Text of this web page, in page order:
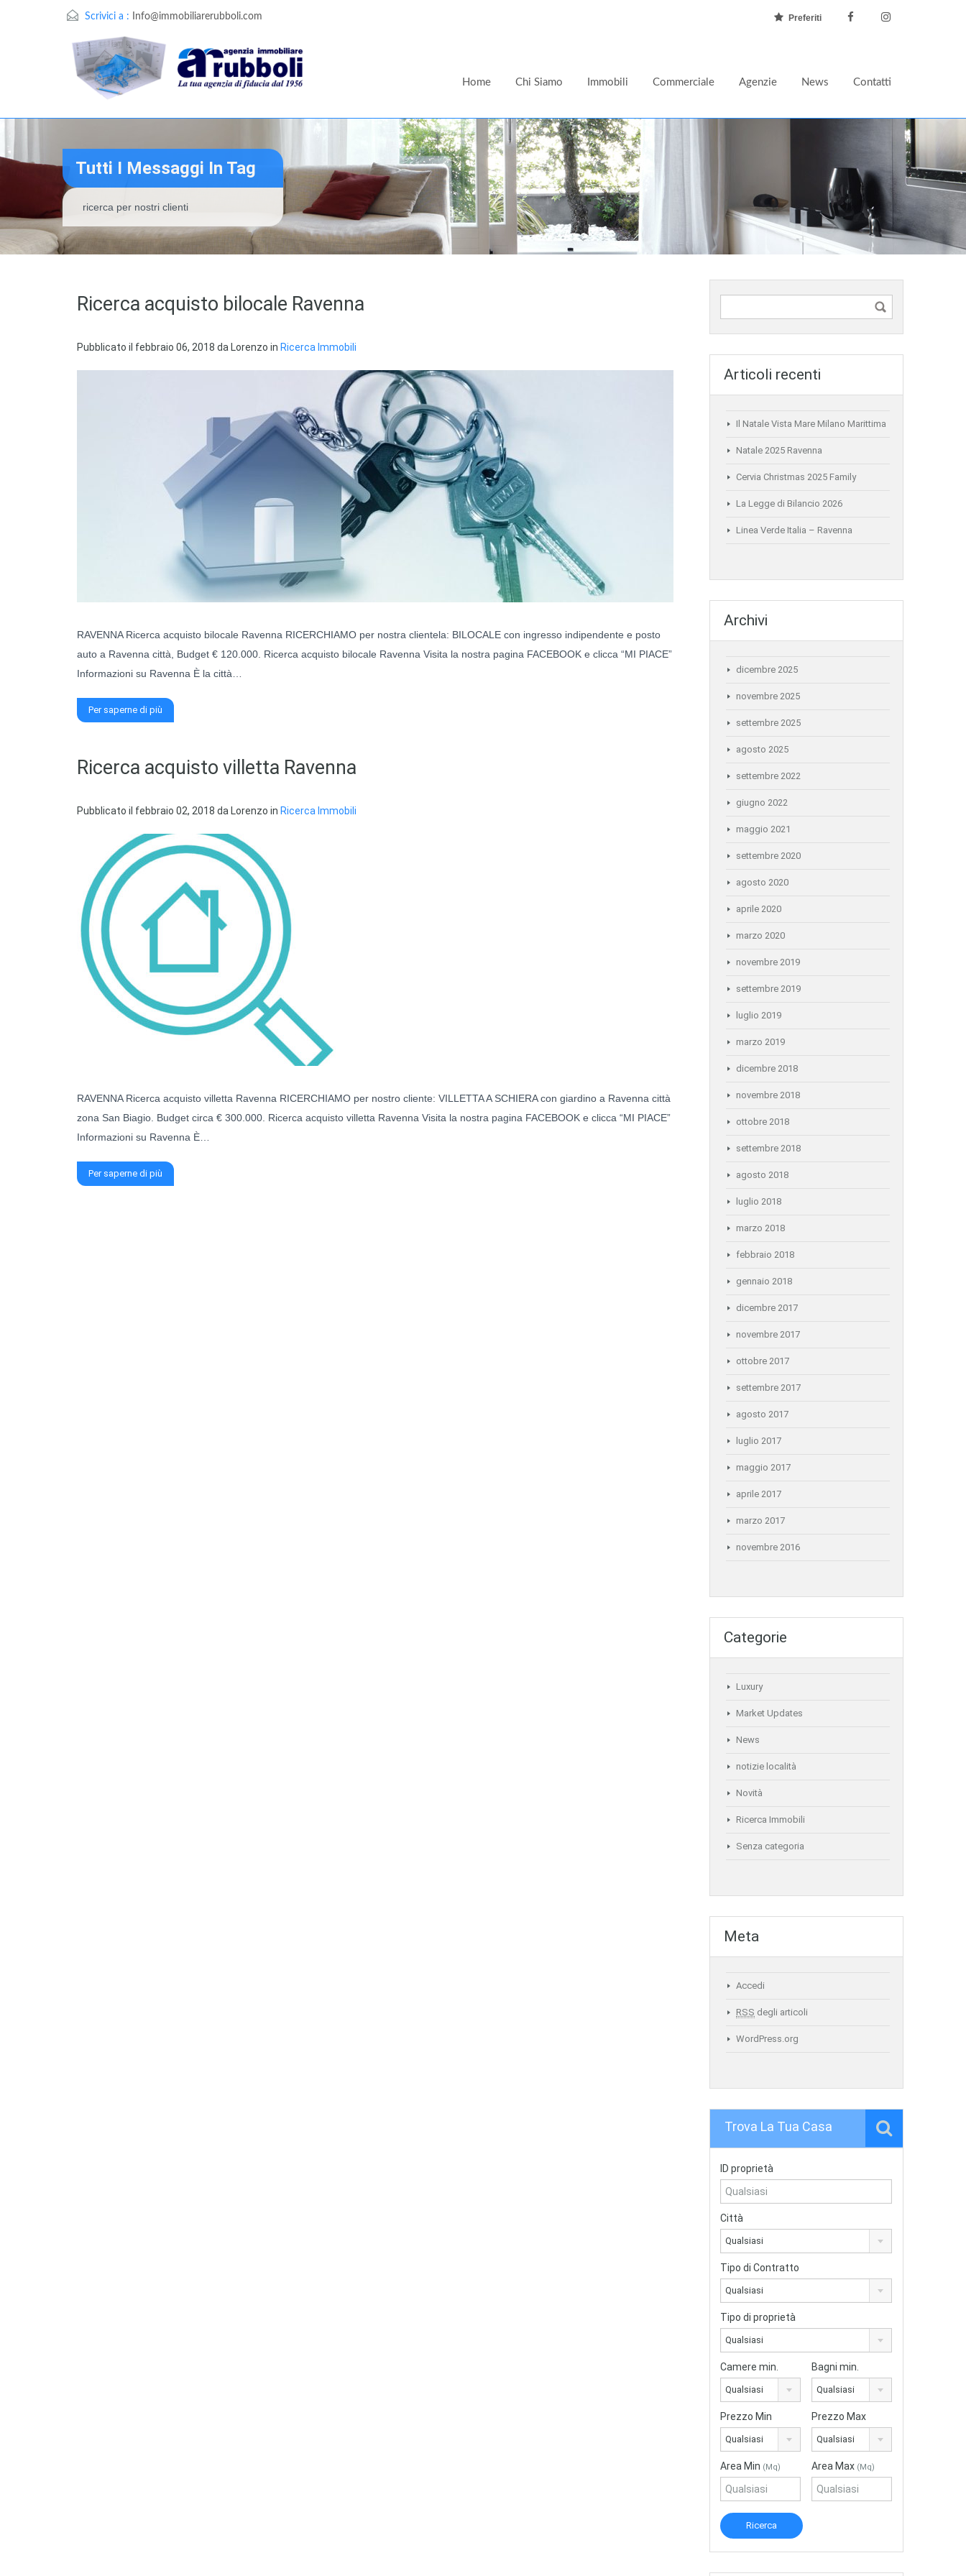
Scrivici a : Info@immobiliarerubboli.com Preferiti
Home Chi Siamo Immobili Commerciale Agenzie News Contatti
Tutti I Messaggi In Tag
ricerca per nostri clienti
Ricerca acquisto bilocale Ravenna
Pubblicato il febbraio 06, 2018 da Lorenzo in Ricerca Immobili
RAVENNA Ricerca acquisto bilocale Ravenna RICERCHIAMO per nostra clientela: BILOCALE con ingresso indipendente e posto
auto a Ravenna città, Budget € 120.000. Ricerca acquisto bilocale Ravenna Visita la nostra pagina FACEBOOK e clicca “MI PIACE”
Informazioni su Ravenna È la città…
Per saperne di più
Ricerca acquisto villetta Ravenna
Pubblicato il febbraio 02, 2018 da Lorenzo in Ricerca Immobili
RAVENNA Ricerca acquisto villetta Ravenna RICERCHIAMO per nostro cliente: VILLETTA A SCHIERA con giardino a Ravenna città
zona San Biagio. Budget circa € 300.000. Ricerca acquisto villetta Ravenna Visita la nostra pagina FACEBOOK e clicca “MI PIACE”
Informazioni su Ravenna È…
Per saperne di più
Articoli recenti
Il Natale Vista Mare Milano Marittima
Natale 2025 Ravenna
Cervia Christmas 2025 Family
La Legge di Bilancio 2026
Linea Verde Italia – Ravenna
Archivi
dicembre 2025
novembre 2025
settembre 2025
agosto 2025
settembre 2022
giugno 2022
maggio 2021
settembre 2020
agosto 2020
aprile 2020
marzo 2020
novembre 2019
settembre 2019
luglio 2019
marzo 2019
dicembre 2018
novembre 2018
ottobre 2018
settembre 2018
agosto 2018
luglio 2018
marzo 2018
febbraio 2018
gennaio 2018
dicembre 2017
novembre 2017
ottobre 2017
settembre 2017
agosto 2017
luglio 2017
maggio 2017
aprile 2017
marzo 2017
novembre 2016
Categorie
Luxury
Market Updates
News
notizie località
Novità
Ricerca Immobili
Senza categoria
Meta
Accedi
RSS degli articoli
WordPress.org
Trova La Tua Casa
ID proprietà
Città
Qualsiasi
Tipo di Contratto
Qualsiasi
Tipo di proprietà
Qualsiasi
Camere min.
Qualsiasi
Bagni min.
Qualsiasi
Prezzo Min
Qualsiasi
Prezzo Max
Qualsiasi
Area Min (Mq) Area Max (Mq)